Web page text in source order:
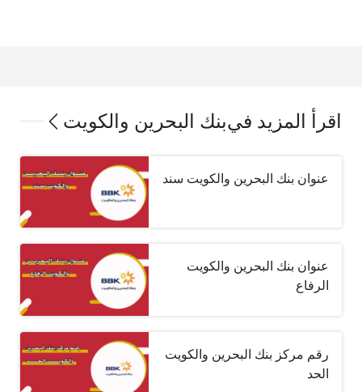
اقرأ المزيد فيبنك البحرين والكويت
عنوان بنك البحرين والكويت سند
عنوان بنك البحرين والكويت
الرفاع
رقم مركز بنك البحرين والكويت
الحد